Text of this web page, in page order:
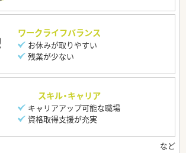
ワークライフバランス
お休みが取りやすい
残業が少ない
スキル・キャリア
キャリアアップ可能な職場
資格取得支援が充実